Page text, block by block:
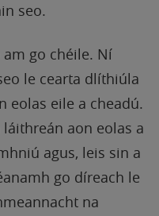
seo.
go chéile. Ní
le cearta dlíthiúla
eolas eile a cheadú.
aon eolas a
agus, leis sin a
go díreach le
na